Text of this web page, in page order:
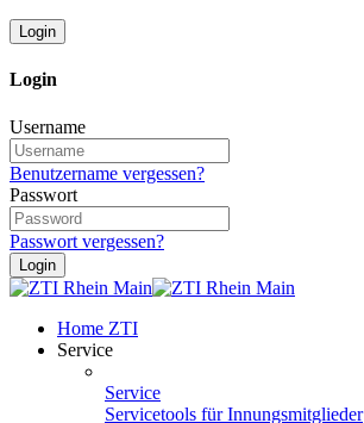
Login
Login
Username
Benutzername vergessen?
Passwort
Passwort vergessen?
Login
Home ZTI
Service
Service
Servicetools für Innungsmitglieder